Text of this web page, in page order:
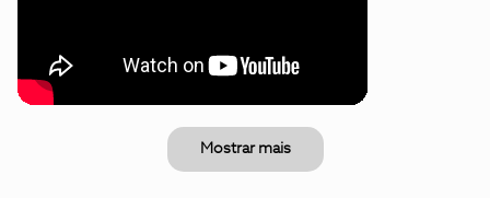
Mostrar mais